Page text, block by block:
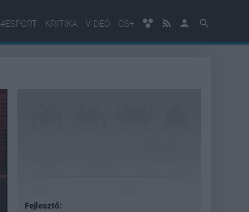
#ESPORT KRITIKA VIDEÓ GS+
Fejlesztő: